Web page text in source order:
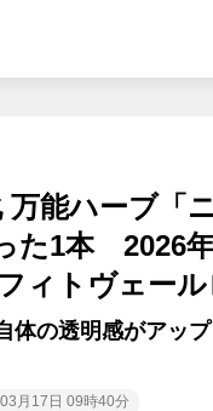
万能ハーブ「
た1本 2026
ィトヴェー
体の透明感がアッ
月17日 09時40分